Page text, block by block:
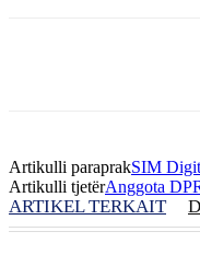
Artikulli paraprakSIM
Artikulli tjetërAnggota
ARTIKEL TERKAIT